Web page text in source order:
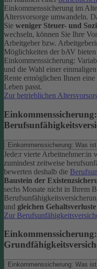
Einkommenssicherung im
Altersvorsorge umwandeln.
Sie weniger Steuer- und
wechseln, können Sie Ihre
Arbeitgeber bzw.
Möglichkeiten der bAV
Einkommenssicherung:
und die Wahl einer
Rente ermöglichen Ihnen
Leben passt.
Zur betrieblichen
Einkommenssicherung: Was
Jede:r vierte Arbeitnehmer:in
zumindest zeitweise
bewerten deshalb die
Baustein der
sechs Monate nicht in Ihrem
und gleichen
Zur
Einkommenssicherung: Was